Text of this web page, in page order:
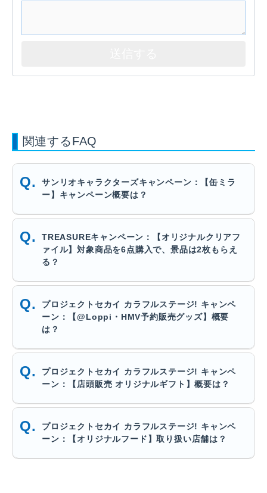
関連するFAQ
サンリオキャラクターズキャンペーン：【缶ミラ
ー】キャンペーン概要は？
TREASUREキャンペーン：【オリジナルクリアフ
ァイル】対象商品を6点購入で、景品は2枚もらえ
る？
プロジェクトセカイ カラフルステージ! キャンペ
ーン：【@Loppi・HMV予約販売グッズ】概要
は？
プロジェクトセカイ カラフルステージ! キャンペ
ーン：【店頭販売 オリジナルギフト】概要は？
プロジェクトセカイ カラフルステージ! キャンペ
ーン：【オリジナルフード】取り扱い店舗は？